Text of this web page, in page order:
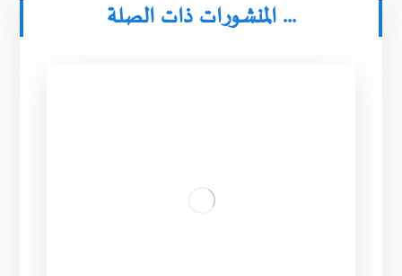
المنشورات ذات الصلة ...